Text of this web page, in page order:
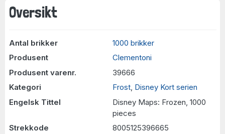
Oversikt
Antal brikker
1000 brikker
Produsent
Clementoni
Produsent varenr.
39666
Kategori
Frost, Disney Kort serien
Engelsk Tittel
Disney Maps: Frozen, 1000
pieces
Strekkode
8005125396665